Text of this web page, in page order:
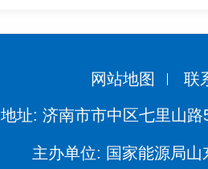
网站地图 联
地址: 济南市市中区七里山路
主办单位: 国家能源局山